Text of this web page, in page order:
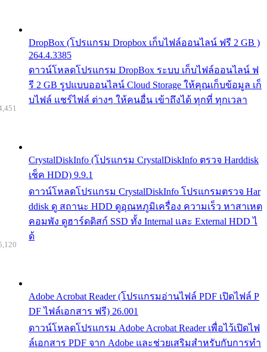
DropBox (โปรแกรม Dropbox เก็บไฟล์ออนไลน์ ฟรี 2 GB )
264.4.3385
ดาวน์โหลดโปรแกรม DropBox ระบบ เก็บไฟล์ออนไลน์ ฟ
รี 2 GB รูปแบบออนไลน์ Cloud Storage ให้คุณเก็บข้อมูล เก็
บไฟล์ แชร์ไฟล์ ต่างๆ ให้คนอื่น เข้าถึงได้ ทุกที่ ทุกเวลา
CrystalDiskInfo (โปรแกรม CrystalDiskInfo ตรวจ Harddisk
เช็ค HDD) 9.9.1
ดาวน์โหลดโปรแกรม CrystalDiskInfo โปรแกรมตรวจ Har
ddisk ดู สถานะ HDD ดูอุณหภูมิเครื่อง ความเร็ว หาสาเหต
คอมพัง ดูฮาร์ดดิสก์ SSD ทั้ง Internal และ External HDD ไ
ด้
Adobe Acrobat Reader (โปรแกรมอ่านไฟล์ PDF เปิดไฟล์ P
DF ไฟล์เอกสาร ฟรี) 26.001
ดาวน์โหลดโปรแกรม Adobe Acrobat Reader เพื่อไว้เปิดไฟ
ล์เอกสาร PDF จาก Adobe และช่วยเสริมสำหรับกับการทำ